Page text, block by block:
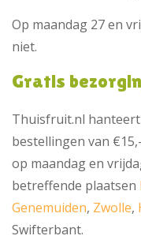
Op maandag 27 en
niet.
Gratis
Thuisfruit.nl
bestellingen van
op maandag en
betreffende plaatsen
Genemuiden, Zwolle,
Swifterbant.